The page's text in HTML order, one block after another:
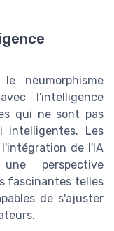
neumorphisme
l'intelligence
qui ne sont pas
intelligentes. Les
de l'IA
perspective
fascinantes telles
de s'ajuster